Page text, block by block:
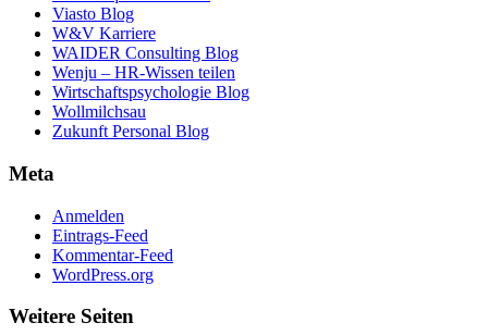
Viasto Blog
W&V Karriere
WAIDER Consulting Blog
Wenju – HR-Wissen teilen
Wirtschaftspsychologie Blog
Wollmilchsau
Zukunft Personal Blog
Meta
Anmelden
Eintrags-Feed
Kommentar-Feed
WordPress.org
Weitere Seiten